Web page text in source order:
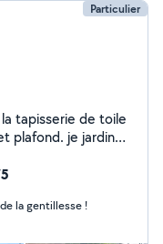
Particulier
tapisserie de toile
plafond. je jardine
vos
des
vous répondrais
Personne très compétentes avec en plus de la gentillesse !